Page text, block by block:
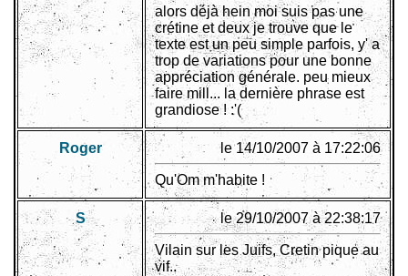
alors déjà hein moi suis pas une
crétine et deux je trouve que le
texte est un peu simple parfois, y' a
trop de variations pour une bonne
appréciation générale. peu mieux
faire mill... la dernière phrase est
grandiose ! :'(
Roger le 14/10/2007 à 17:22:06
Qu'Om m'habite !
S le 29/10/2007 à 22:38:17
Vilain sur les Juifs, Cretin pique au
vif..